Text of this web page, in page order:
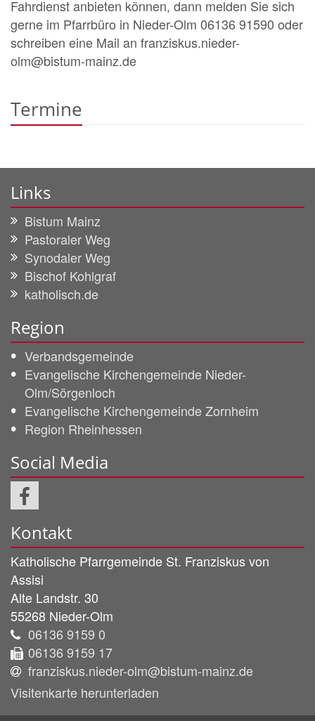
Fahrdienst anbieten können, dann melden Sie sich
gerne im Pfarrbüro in Nieder-Olm 06136 91590 oder
schreiben eine Mail an franziskus.nieder-
olm@bistum-mainz.de
Termine
Links
Bistum Mainz
Pastoraler Weg
Synodaler Weg
Bischof Kohlgraf
katholisch.de
Region
Verbandsgemeinde
Evangelische Kirchengemeinde Nieder-
Olm/Sörgenloch
Evangelische Kirchengemeinde Zornheim
Region Rheinhessen
Social Media
Kontakt
Katholische Pfarrgemeinde St. Franziskus von
Assisi
Alte Landstr. 30
55268 Nieder-Olm
06136 9159 0
06136 9159 17
franziskus.nieder-olm@bistum-mainz.de
Visitenkarte herunterladen